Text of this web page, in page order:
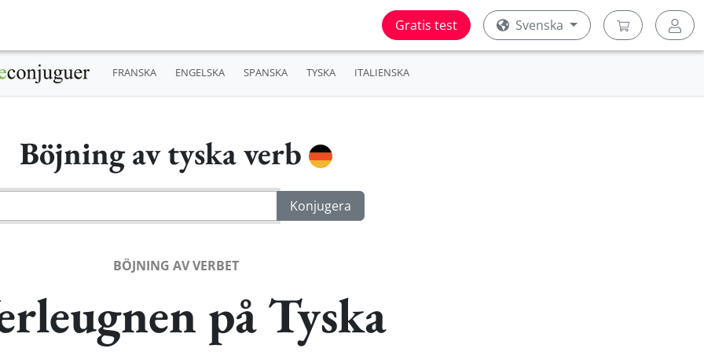
Gratis test Svenska
FRANSKA ENGELSKA SPANSKA TYSKA ITALIENSKA
Böjning av tyska verb
BÖJNING AV VERBET
på Tyska